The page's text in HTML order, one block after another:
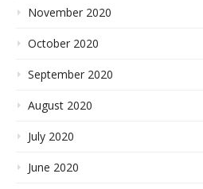
November 2020
October 2020
September 2020
August 2020
July 2020
June 2020